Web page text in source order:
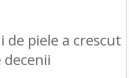
de piele a crescut